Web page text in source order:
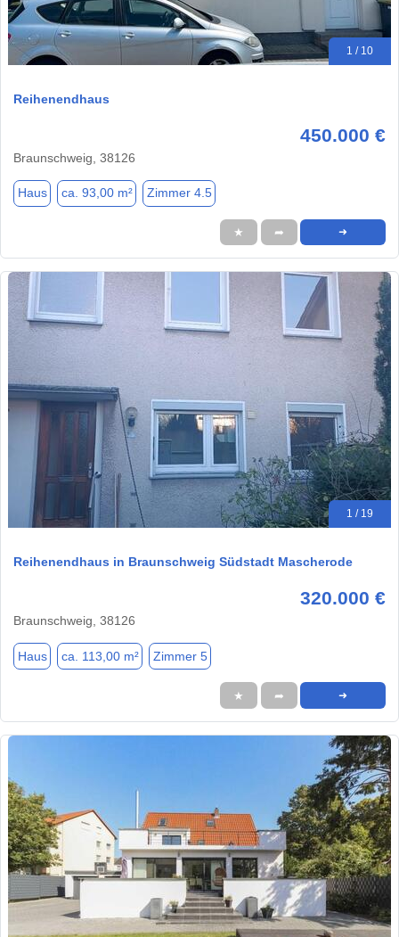
1 / 10
Reihenendhaus
450.000 €
Braunschweig, 38126
Haus ca. 93,00 m² Zimmer 4.5
★ ➦ ➜
1 / 19
Reihenendhaus in Braunschweig Südstadt Mascherode
320.000 €
Braunschweig, 38126
Haus ca. 113,00 m² Zimmer 5
★ ➦ ➜